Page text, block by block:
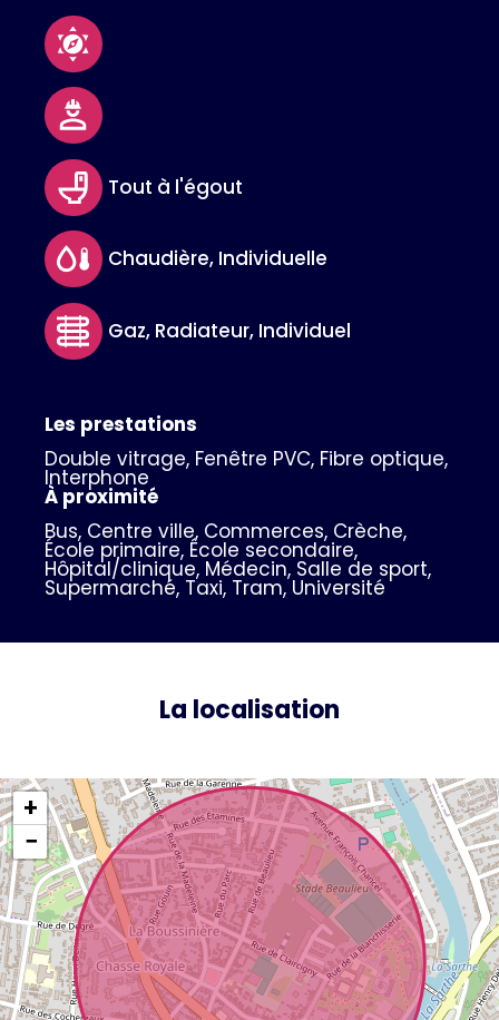
Tout à l'égout
Chaudière, Individuelle
Gaz, Radiateur, Individuel
Les prestations
Double vitrage, Fenêtre PVC, Fibre optique,
Interphone
À proximité
Bus, Centre ville, Commerces, Crèche,
École primaire, École secondaire,
Hôpital/clinique, Médecin, Salle de sport,
Supermarché, Taxi, Tram, Université
La localisation
+
−